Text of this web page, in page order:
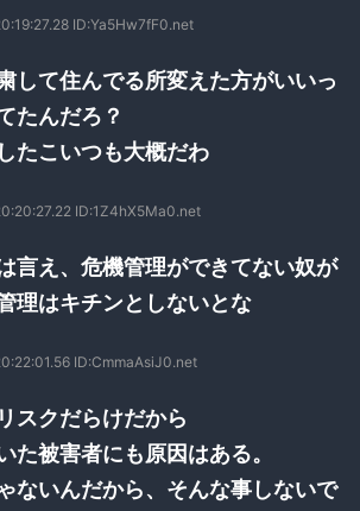
ID:Ya5Hw7fF0.net
して住んでる所変えた方がいいっ
たんだろ？
たこいつも大概だわ
ID:1Z4hX5Ma0.net
言え、危機管理ができてない奴が
理はキチンとしないとな
ID:CmmaAsiJ0.net
スクだらけだから
た被害者にも原因はある。
ないんだから、そんな事しないで